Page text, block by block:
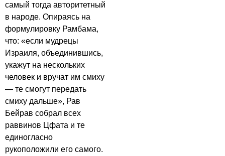
самый тогда авторитетный
в народе. Опираясь на
формулировку Рамбама,
что: «если мудрецы
Израиля, объединившись,
укажут на нескольких
человек и вручат им смиху
— те смогут передать
смиху дальше», Рав
Бейрав собрал всех
раввинов Цфата и те
единогласно
рукоположили его самого.